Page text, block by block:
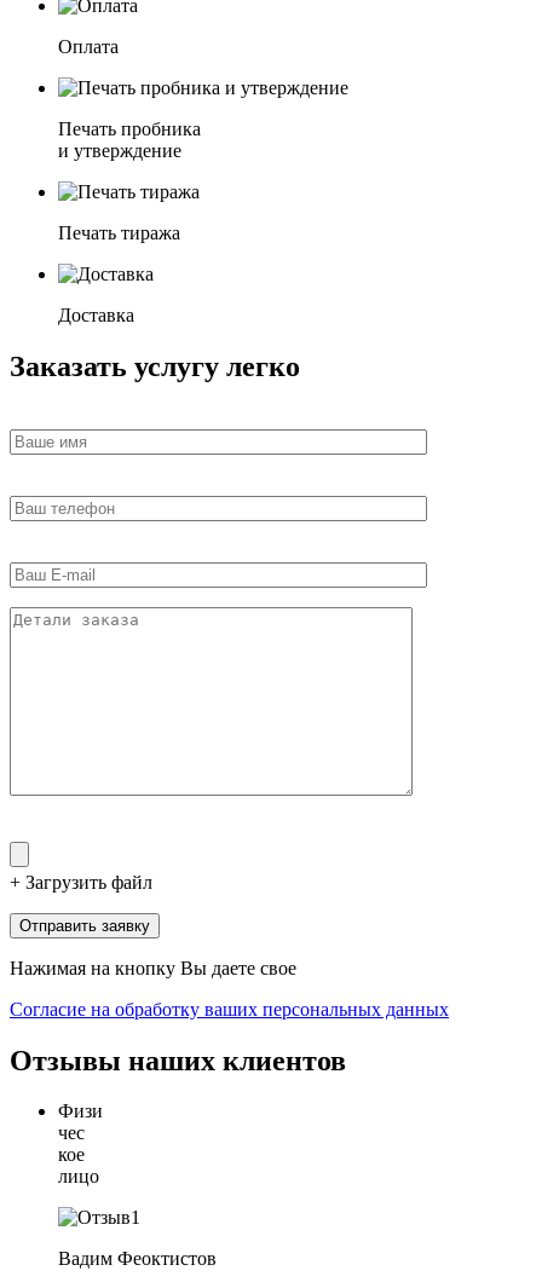
Оплата
Печать пробника
и утверждение
Печать тиража
Доставка
Заказать услугу легко
+ Загрузить файл
Нажимая на кнопку Вы даете свое
Согласие на обработку ваших персональных данных
Отзывы наших клиентов
Физи
чес
кое
лицо
Вадим Феоктистов